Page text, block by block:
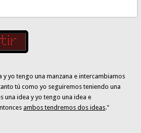
y yo tengo una manzana e intercambiamos
tú como yo seguiremos teniendo una
una idea y yo tengo una idea e
ambos tendremos dos ideas."